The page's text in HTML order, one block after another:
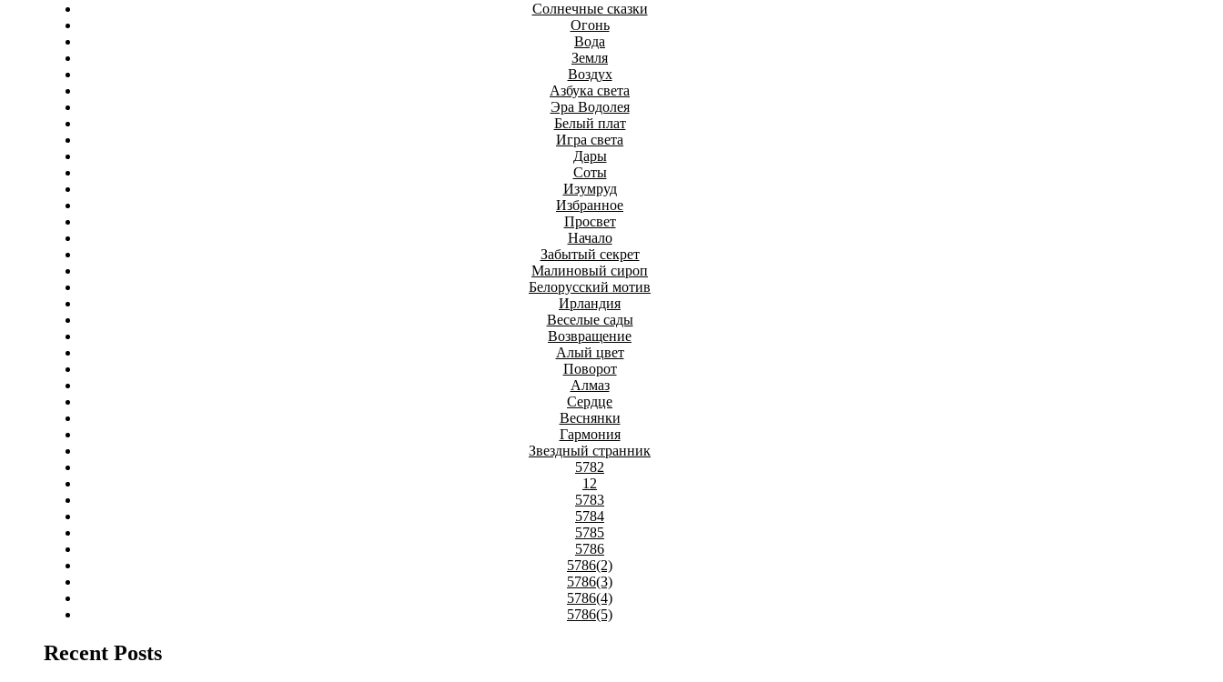
Солнечные сказки
Огонь
Вода
Земля
Воздух
Азбука света
Эра Водолея
Белый плат
Игра света
Дары
Соты
Изумруд
Избранное
Просвет
Начало
Забытый секрет
Малиновый сироп
Белорусский мотив
Ирландия
Веселые сады
Возвращение
Алый цвет
Поворот
Алмаз
Сердце
Веснянки
Гармония
Звездный странник
5782
12
5783
5784
5785
5786
5786(2)
5786(3)
5786(4)
5786(5)
Recent Posts